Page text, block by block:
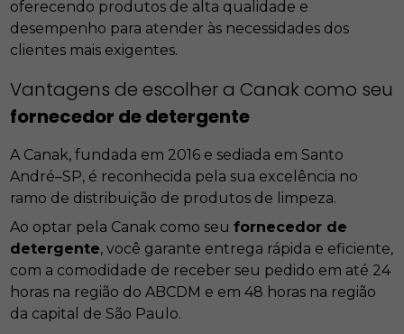
oferecendo produtos de alta qualidade e
desempenho para atender às necessidades dos
clientes mais exigentes.
Vantagens de escolher a Canak como seu
fornecedor de detergente
A Canak, fundada em 2016 e sediada em Santo
André–SP, é reconhecida pela sua excelência no
ramo de distribuição de produtos de limpeza.
Ao optar pela Canak como seufornecedor de
detergente, você garante entrega rápida e eficiente,
com a comodidade de receber seu pedido em até 24
horas na região do ABCDM e em 48 horas na região
da capital de São Paulo.